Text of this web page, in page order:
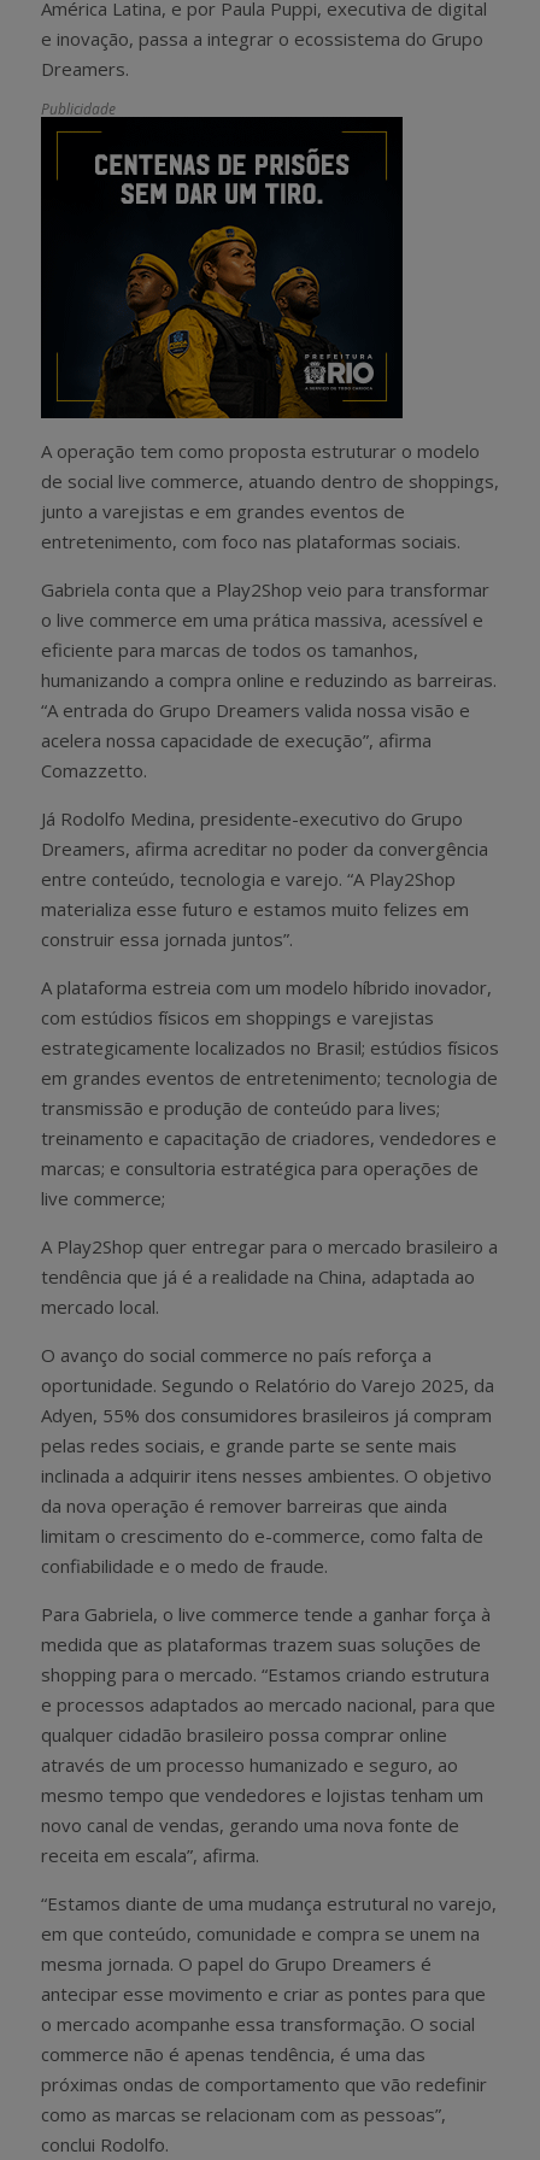
América Latina, e por Paula Puppi, executiva de digital
e inovação, passa a integrar o ecossistema do Grupo
Dreamers.
Publicidade
A operação tem como proposta estruturar o modelo
de social live commerce, atuando dentro de shoppings,
junto a varejistas e em grandes eventos de
entretenimento, com foco nas plataformas sociais.
Gabriela conta que a Play2Shop veio para transformar
o live commerce em uma prática massiva, acessível e
eficiente para marcas de todos os tamanhos,
humanizando a compra online e reduzindo as barreiras.
“A entrada do Grupo Dreamers valida nossa visão e
acelera nossa capacidade de execução”, afirma
Comazzetto.
Já Rodolfo Medina, presidente-executivo do Grupo
Dreamers, afirma acreditar no poder da convergência
entre conteúdo, tecnologia e varejo. “A Play2Shop
materializa esse futuro e estamos muito felizes em
construir essa jornada juntos”.
A plataforma estreia com um modelo híbrido inovador,
com estúdios físicos em shoppings e varejistas
estrategicamente localizados no Brasil; estúdios físicos
em grandes eventos de entretenimento; tecnologia de
transmissão e produção de conteúdo para lives;
treinamento e capacitação de criadores, vendedores e
marcas; e consultoria estratégica para operações de
live commerce;
A Play2Shop quer entregar para o mercado brasileiro a
tendência que já é a realidade na China, adaptada ao
mercado local.
O avanço do social commerce no país reforça a
oportunidade. Segundo o Relatório do Varejo 2025, da
Adyen, 55% dos consumidores brasileiros já compram
pelas redes sociais, e grande parte se sente mais
inclinada a adquirir itens nesses ambientes. O objetivo
da nova operação é remover barreiras que ainda
limitam o crescimento do e-commerce, como falta de
confiabilidade e o medo de fraude.
Para Gabriela, o live commerce tende a ganhar força à
medida que as plataformas trazem suas soluções de
shopping para o mercado. “Estamos criando estrutura
e processos adaptados ao mercado nacional, para que
qualquer cidadão brasileiro possa comprar online
através de um processo humanizado e seguro, ao
mesmo tempo que vendedores e lojistas tenham um
novo canal de vendas, gerando uma nova fonte de
receita em escala”, afirma.
“Estamos diante de uma mudança estrutural no varejo,
em que conteúdo, comunidade e compra se unem na
mesma jornada. O papel do Grupo Dreamers é
antecipar esse movimento e criar as pontes para que
o mercado acompanhe essa transformação. O social
commerce não é apenas tendência, é uma das
próximas ondas de comportamento que vão redefinir
como as marcas se relacionam com as pessoas”,
conclui Rodolfo.